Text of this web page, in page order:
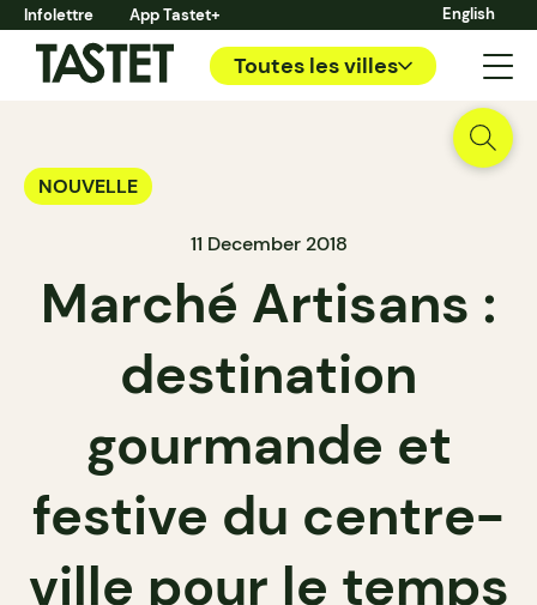
Infolettre App Tastet+ English
Toutes les villes
NOUVELLE
11 December 2018
Marché Artisans :
destination
gourmande et
festive du centre-
ville pour le temps